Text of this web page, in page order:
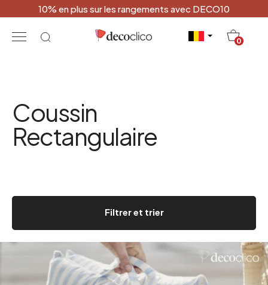
10% en plus sur les rangements avec DECO10
0
Coussin
Rectangulaire
Filtrer et trier